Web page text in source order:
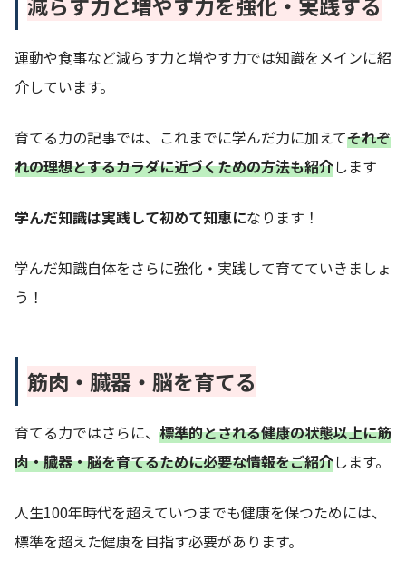
運動や食事など減らす力と増やす力では知識をメインに紹
介しています。
育てる力の記事では、これまでに学んだ力に加えてそれぞ
れの理想とするカラダに近づくための方法も紹介します
学んだ知識は実践して初めて知恵になります！
学んだ知識自体をさらに強化・実践して育てていきましょ
う！
筋肉・臓器・脳を育てる
育てる力ではさらに、 標準的とされる健康の状態以上に筋
肉・臓器・脳を育てるために必要な情報をご紹介します。
人生100年時代を超えていつまでも健康を保つためには、
標準を超えた健康を目指す必要があります。